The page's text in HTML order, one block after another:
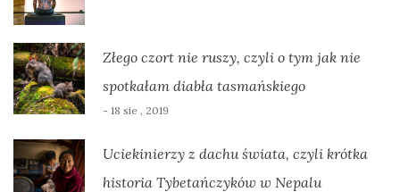
Złego czort nie ruszy, czyli o tym jak nie
spotkałam diabła tasmańskiego
- 18 sie , 2019
Uciekinierzy z dachu świata, czyli krótka
historia Tybetańczyków w Nepalu